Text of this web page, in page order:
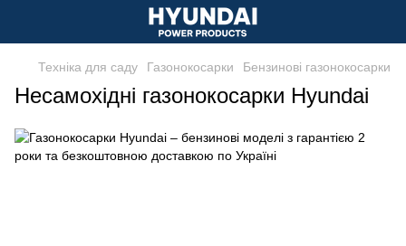
Техніка для саду Газонокосарки Бензинові газонокосарки
Несамохідні газонокосарки Hyundai